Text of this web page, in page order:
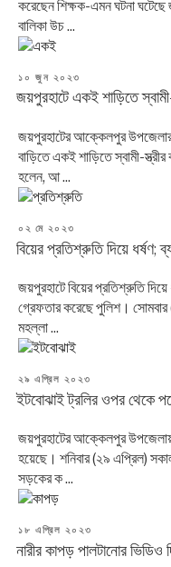
করেছেন শিক্ষক-এমন ঘটনা ঘটেছে
বালিকা উচ ...
POSTED
১০ জুন ২০২৩
জয়পুরহাটে একই শাড়িতে
জয়পুরহাটের আক্কেলপুর উপজেলার
বাড়িতে একই শাড়িতে স্বামী-
হলেন, আ ...
POSTED
ON
০২ মে ২০২৩
বিয়ের প্রতিশ্রুতি দিয়ে ধর্ষণ;
জয়পুরহাটে বিয়ের প্রতিশ্রুতি
গ্রেফতার করেছে পুলিশ। সোমবার
মহল্লা ...
POSTED
ON
২৯ এপ্রিল ২০২৩
ইটবোঝাই ট্রলির ওপর থেকে
জয়পুরহাটের আক্কেলপুর
হয়েছে। শনিবার (২৯ এপ্রিল)
সড়কের ক ...
POSTED
ON
১৮ এপ্রিল ২০২৩
নারীর কাপড় পালটানোর ভিডিও